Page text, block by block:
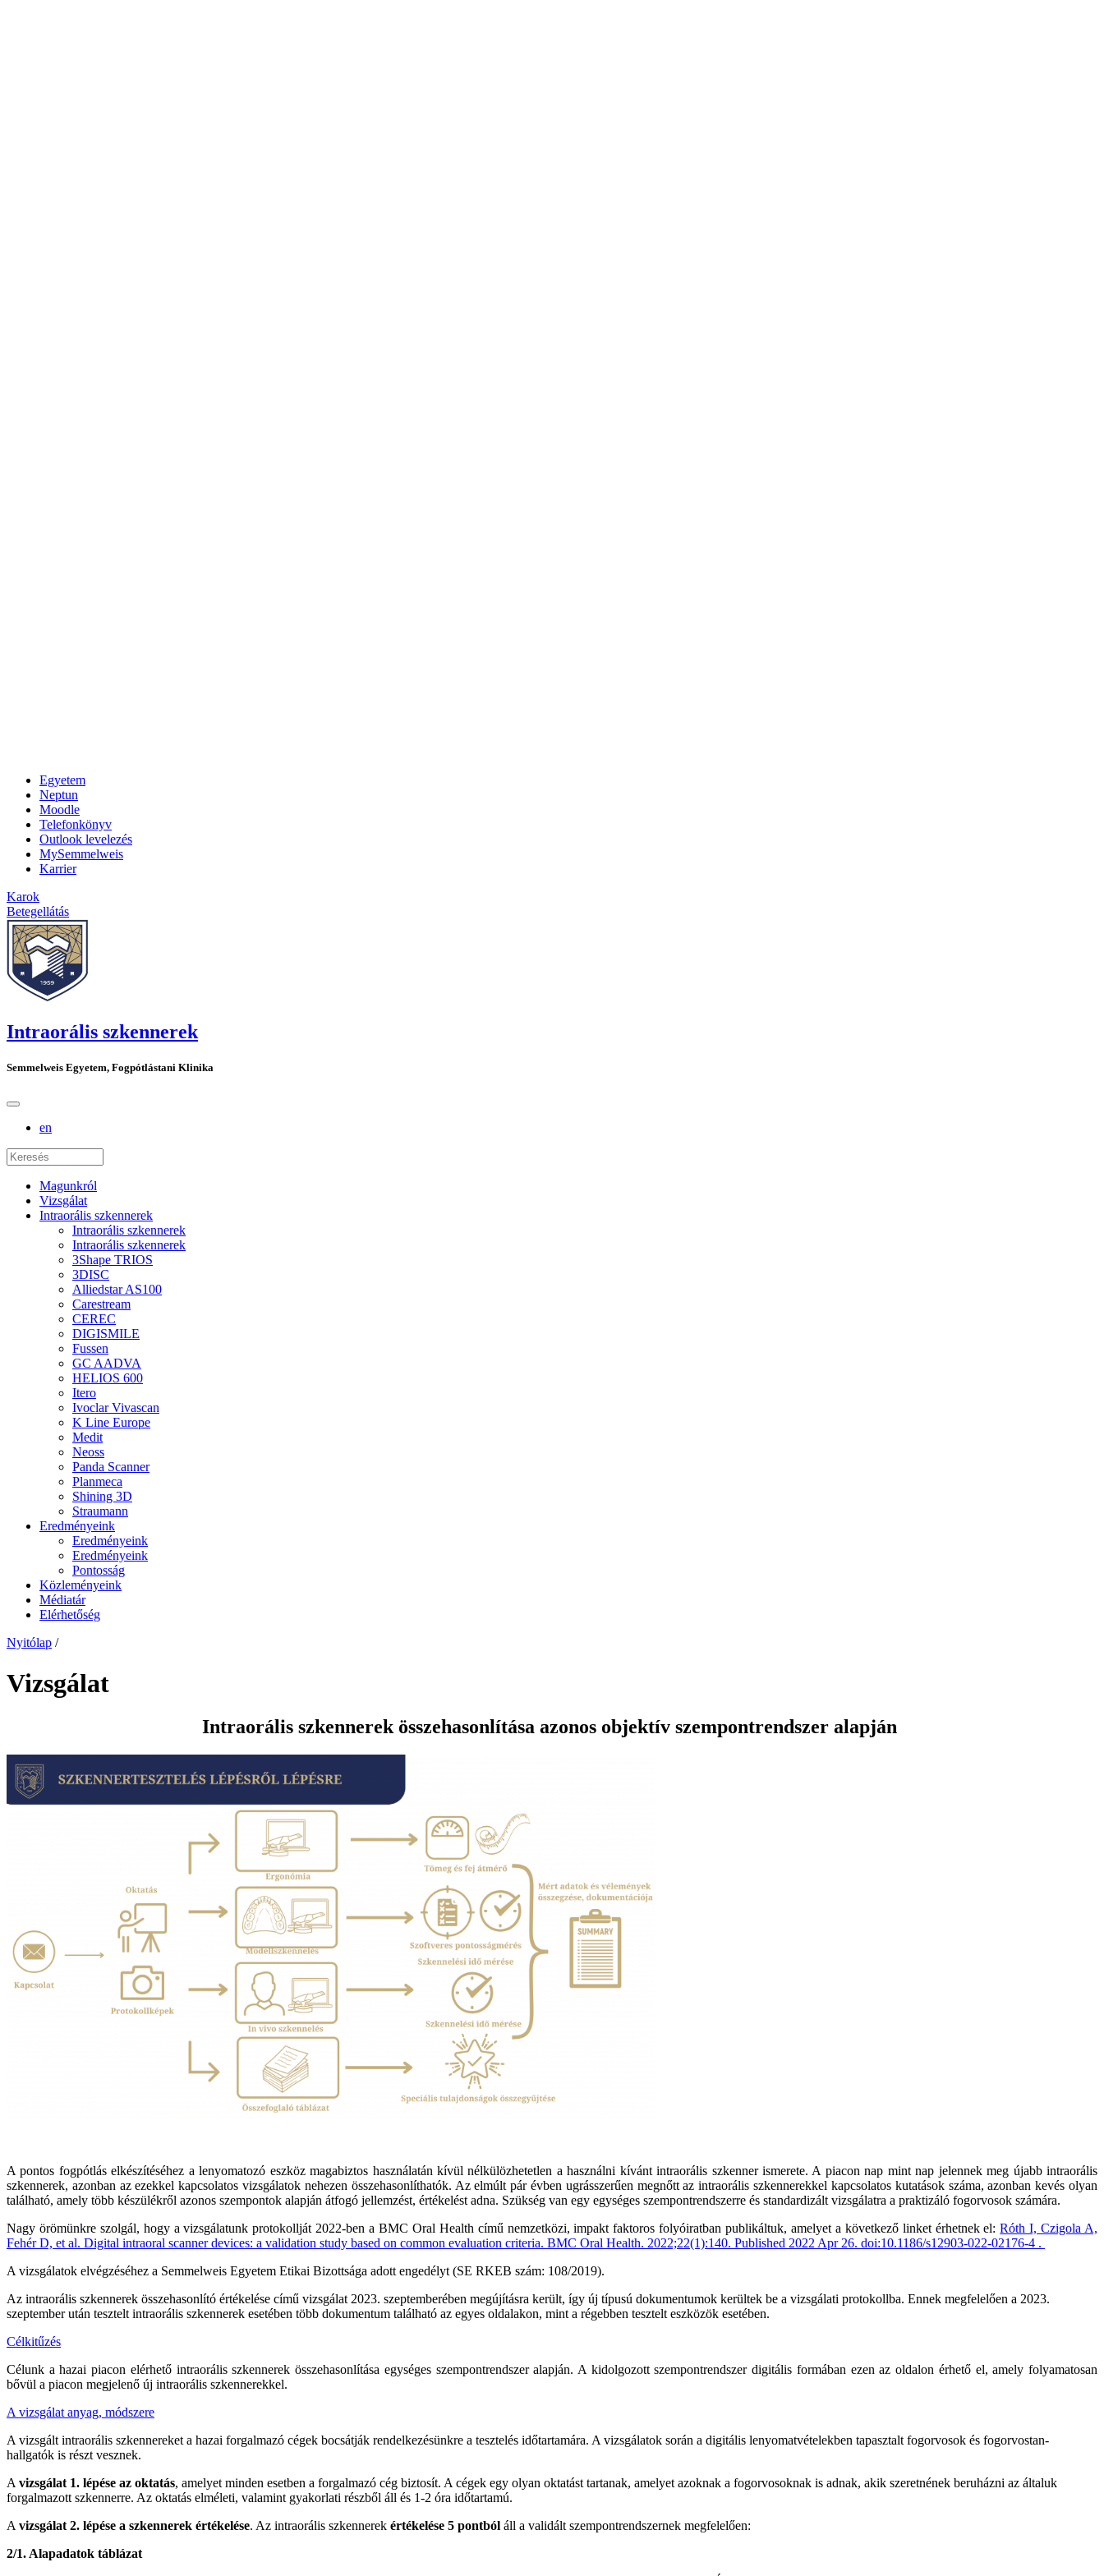
Egyetem
Neptun
Moodle
Telefonkönyv
Outlook levelezés
MySemmelweis
Karrier
Karok
Betegellátás
Intraorális szkennerek
Semmelweis Egyetem, Fogpótlástani Klinika
en
Magunkról
Vizsgálat
Intraorális szkennerek
Intraorális szkennerek
Intraorális szkennerek
3Shape TRIOS
3DISC
Alliedstar AS100
Carestream
CEREC
DIGISMILE
Fussen
GC AADVA
HELIOS 600
Itero
Ivoclar Vivascan
K Line Europe
Medit
Neoss
Panda Scanner
Planmeca
Shining 3D
Straumann
Eredményeink
Eredményeink
Eredményeink
Pontosság
Közleményeink
Médiatár
Elérhetőség
Nyitólap /
Vizsgálat
Intraorális szkennerek összehasonlítása azonos objektív szempontrendszer alapján
A pontos fogpótlás elkészítéséhez a lenyomatozó eszköz magabiztos használatán kívül nélkülözhetetlen a használni kívánt intraorális szkenner ismerete. A piacon nap mint nap jelennek meg újabb intraorális
szkennerek, azonban az ezekkel kapcsolatos vizsgálatok nehezen összehasonlíthatók. Az elmúlt pár évben ugrásszerűen megnőtt az intraorális szkennerekkel kapcsolatos kutatások száma, azonban kevés olyan
található, amely több készülékről azonos szempontok alapján átfogó jellemzést, értékelést adna. Szükség van egy egységes szempontrendszerre és standardizált vizsgálatra a praktizáló fogorvosok számára.
Nagy örömünkre szolgál, hogy a vizsgálatunk protokollját 2022-ben a BMC Oral Health című nemzetközi, impakt faktoros folyóiratban publikáltuk, amelyet a következő linket érhetnek el:Róth I, Czigola A,
Fehér D, et al. Digital intraoral scanner devices: a validation study based on common evaluation criteria. BMC Oral Health. 2022;22(1):140. Published 2022 Apr 26. doi:10.1186/s12903-022-02176-4 .
A vizsgálatok elvégzéséhez a Semmelweis Egyetem Etikai Bizottsága adott engedélyt (SE RKEB szám: 108/2019).
Az intraorális szkennerek összehasonlító értékelése című vizsgálat 2023. szeptemberében megújításra került, így új típusú dokumentumok kerültek be a vizsgálati protokollba. Ennek megfelelően a 2023.
szeptember után tesztelt intraorális szkennerek esetében több dokumentum található az egyes oldalakon, mint a régebben tesztelt eszközök esetében.
Célkitűzés
Célunk a hazai piacon elérhető intraorális szkennerek összehasonlítása egységes szempontrendszer alapján. A kidolgozott szempontrendszer digitális formában ezen az oldalon érhető el, amely folyamatosan
bővül a piacon megjelenő új intraorális szkennerekkel.
A vizsgálat anyag, módszere
A vizsgált intraorális szkennereket a hazai forgalmazó cégek bocsátják rendelkezésünkre a tesztelés időtartamára. A vizsgálatok során a digitális lenyomatvételekben tapasztalt fogorvosok és fogorvostan-
hallgatók is részt vesznek.
A vizsgálat 1. lépése az oktatás, amelyet minden esetben a forgalmazó cég biztosít. A cégek egy olyan oktatást tartanak, amelyet azoknak a fogorvosoknak is adnak, akik szeretnének beruházni az általuk
forgalmazott szkennerre. Az oktatás elméleti, valamint gyakorlati részből áll és 1-2 óra időtartamú.
A vizsgálat 2. lépése a szkennerek értékelése. Az intraorális szkennerek értékelése 5 pontból áll a validált szempontrendszernek megfelelően:
2/1. Alapadatok táblázat